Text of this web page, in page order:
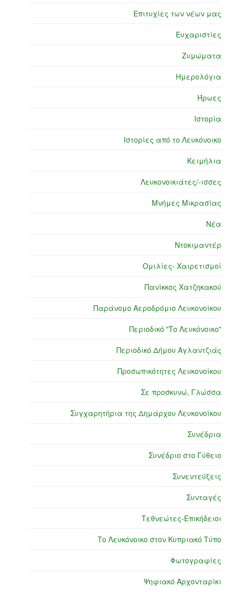
Επιτυχίες των νέων μας
Ευχαριστίες
Ζυμώματα
Ημερολόγια
Ήρωες
Ιστορία
Ιστορίες από το Λευκόνοικο
Κειμήλια
Λευκονοικιάτες/-ισσες
Μνήμες Μικρασίας
Νέα
Ντοκιμαντέρ
Ομιλίες- Χαιρετισμοί
Πανίκκος Χατζηκακού
Παράνομο Αεροδρόμιο Λευκονοίκου
Περιοδικό "Το Λευκόνοικο"
Περιοδικό Δήμου Αγλαντζιάς
Προσωπικότητες Λευκονοίκου
Σε προσκυνώ, Γλώσσα
Συγχαρητήρια της Δημάρχου Λευκονοίκου
Συνέδρια
Συνέδριο στο Γύθειο
Συνεντεύξεις
Συνταγές
Τεθνεώτες-Επικήδειοι
Το Λευκόνοικο στον Κυπριακό Τύπο
Φωτογραφίες
Ψηφιακό Αρχονταρίκι